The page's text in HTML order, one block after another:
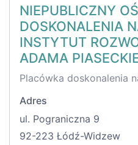
NIEPUBLICZNY
DOSKONALENIA
INSTYTUT
ADAMA
Placówka doskonalenia
Adres
ul. Pograniczna 9
92-223 Łódź-Widzew